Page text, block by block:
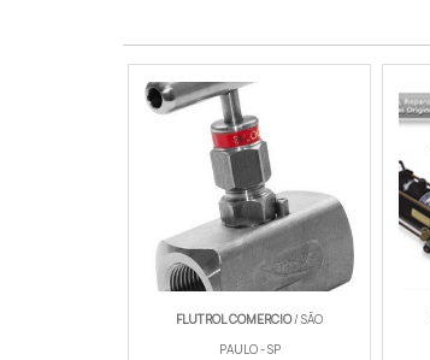
FLUTROL COMERCIO/ SÃO
PAULO - SP